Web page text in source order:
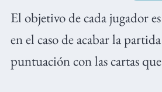
El objetivo de cada jugador
en el caso de acabar la
puntuación con las cartas